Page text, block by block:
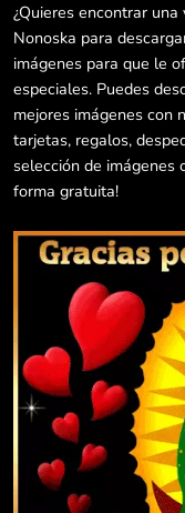
¿Quieres encontrar
Nonoska para
imágenes para que le
especiales. Puedes
mejores imágenes con
tarjetas, regalos,
selección de imágenes
forma gratuita!